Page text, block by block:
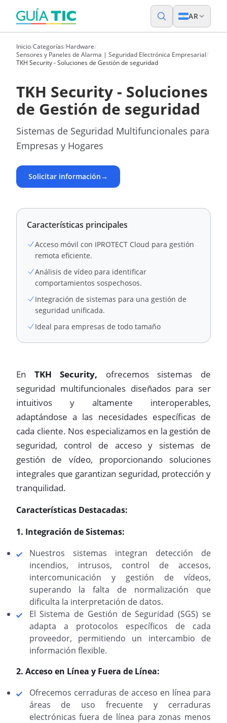
AR
Inicio/Categorías/Hardware/
Sensores y Paneles de Alarma | Seguridad Electrónica Empresarial/
TKH Security - Soluciones de Gestión de seguridad
TKH Security - Soluciones
de Gestión de seguridad
Sistemas de Seguridad Multifuncionales para
Empresas y Hogares
Solicitar información→
Características principales
Acceso móvil con IPROTECT Cloud para gestión
remota eficiente.
Análisis de vídeo para identificar
comportamientos sospechosos.
Integración de sistemas para una gestión de
seguridad unificada.
Ideal para empresas de todo tamaño
En TKH Security, ofrecemos sistemas de
seguridad multifuncionales diseñados para ser
intuitivos y altamente interoperables,
adaptándose a las necesidades específicas de
cada cliente. Nos especializamos en la gestión de
seguridad, control de acceso y sistemas de
gestión de vídeo, proporcionando soluciones
integrales que garantizan seguridad, protección y
tranquilidad.
Características Destacadas:
1. Integración de Sistemas:
Nuestros sistemas integran detección de
incendios, intrusos, control de accesos,
intercomunicación y gestión de vídeos,
superando la falta de normalización que
dificulta la interpretación de datos.
El Sistema de Gestión de Seguridad (SGS) se
adapta a protocolos específicos de cada
proveedor, permitiendo un intercambio de
información flexible.
2. Acceso en Línea y Fuera de Línea:
Ofrecemos cerraduras de acceso en línea para
áreas de uso frecuente y cerraduras
electrónicas fuera de línea para zonas menos